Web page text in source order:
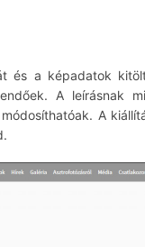
és a képadatok
A leírásnak
A